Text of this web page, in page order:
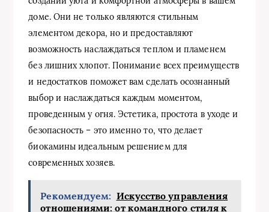
доме. Они не только являются стильным
элементом декора, но и предоставляют
возможность наслаждаться теплом и пламенем
без лишних хлопот. Понимание всех преимуществ
и недостатков поможет вам сделать осознанный
выбор и наслаждаться каждым моментом,
проведенным у огня. Эстетика, простота в уходе и
безопасность – это именно то, что делает
биокамины идеальным решением для
современных хозяев.
Рекомендуем: Искусство управления
отношениями: от командного стиля к